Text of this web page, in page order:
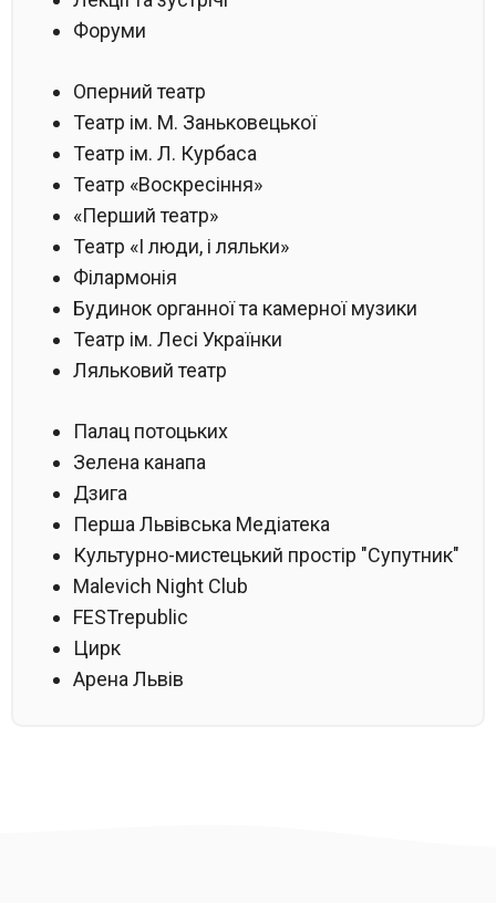
Форуми
Оперний театр
Театр ім. М. Заньковецької
Театр ім. Л. Курбаса
Театр «Воскресіння»
«Перший театр»
Театр «І люди, і ляльки»
Філармонія
Будинок органної та камерної музики
Театр ім. Лесі Українки
Ляльковий театр
Палац потоцьких
Зелена канапа
Дзига
Перша Львівська Медіатека
Культурно-мистецький простір "Супутник"
Malevich Night Club
FESTrepublic
Цирк
Арена Львів